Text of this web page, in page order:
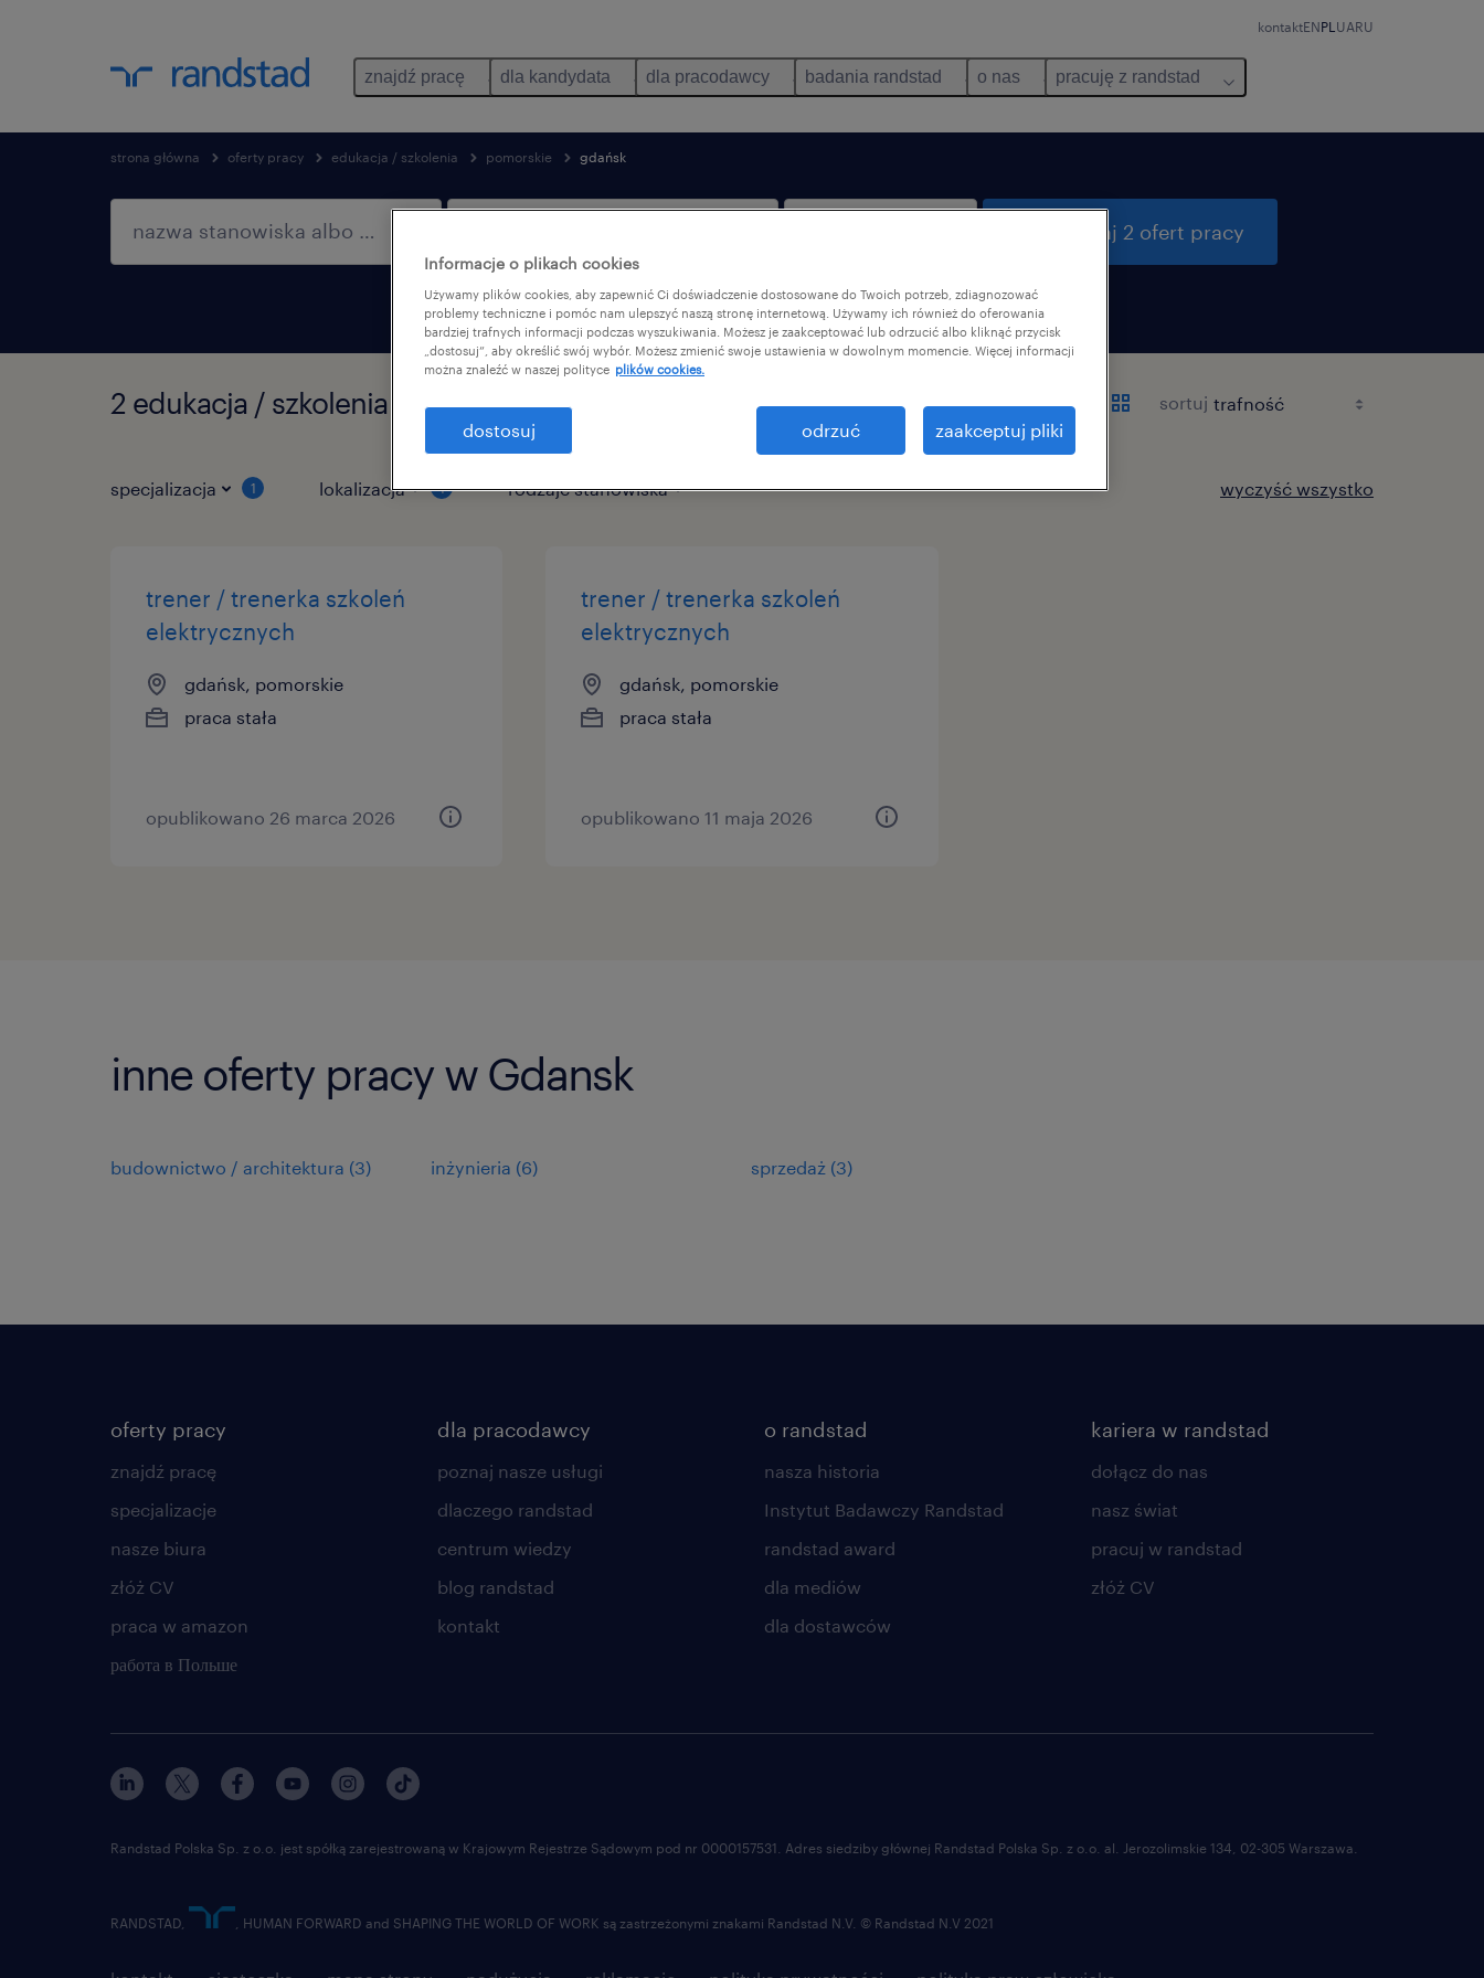
kontaktENPL UARU
znajdź pracę dla kandydata dla pracodawcy badania randstad o nas pracuję z randstad
strona główna oferty pracy edukacja / szkolenia pomorskie gdańsk
tylko praca zdalna
przeszukaj 2 ofert pracy
2 edukacja / szkolenia znalezione dla Ciebie w Gdańsk, Pomorskie sortuj
specjalizacja 1 lokalizacja 1 rodzaje stanowiska wyczyść wszystko
trener / trenerka szkoleń
elektrycznych
gdańsk, pomorskie
praca stała
opublikowano 26 marca 2026
trener / trenerka szkoleń
elektrycznych
gdańsk, pomorskie
praca stała
opublikowano 11 maja 2026
inne oferty pracy w Gdansk
budownictwo / architektura (3) inżynieria (6) sprzedaż (3)
oferty pracy
znajdź pracę
specjalizacje
nasze biura
złóż CV
praca w amazon
работа в Польше
dla pracodawcy
poznaj nasze usługi
dlaczego randstad
centrum wiedzy
blog randstad
kontakt
o randstad
nasza historia
Instytut Badawczy Randstad
randstad award
dla mediów
dla dostawców
kariera w randstad
dołącz do nas
nasz świat
pracuj w randstad
złóż CV
Randstad Polska Sp. z o.o. jest spółką zarejestrowaną w Krajowym Rejestrze Sądowym pod nr 0000157531. Adres siedziby głównej Randstad Polska Sp. z o.o. al. Jerozolimskie 134, 02-305 Warszawa.
RANDSTAD, , HUMAN FORWARD and SHAPING THE WORLD OF WORK są zastrzeżonymi znakami Randstad N.V. © Randstad N.V 2021
Informacje o plikach cookies
Używamy plików cookies, aby zapewnić Ci doświadczenie dostosowane do Twoich potrzeb, zdiagnozować
problemy techniczne i pomóc nam ulepszyć naszą stronę internetową. Używamy ich również do oferowania
bardziej trafnych informacji podczas wyszukiwania. Możesz je zaakceptować lub odrzucić albo kliknąć przycisk
„dostosuj”, aby określić swój wybór. Możesz zmienić swoje ustawienia w dowolnym momencie. Więcej informacji
można znaleźć w naszej polityce plików cookies.
dostosuj odrzuć zaakceptuj pliki